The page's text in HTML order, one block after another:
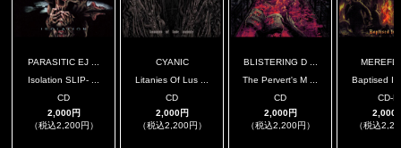
PARASITIC EJ ...
Isolation SLIP- ...
CD
2,000円
（税込2,200円）
CYANIC
Litanies Of Lus ...
CD
2,000円
（税込2,200円）
BLISTERING D ...
The Pervert's M ...
CD
2,000円
（税込2,200円）
Baptised In
CD-R
2,000
（税込